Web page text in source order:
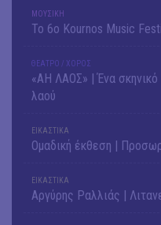
ΜΟΥΣΙΚΗ
Το 6ο Kournos Music
ΘΕΑΤΡΟ / ΧΟΡΟΣ
«ΑΗ ΛΑΟΣ» | Ένα σκηνικό
λαού
ΕΙΚΑΣΤΙΚΑ
Ομαδική έκθεση |
ΕΙΚΑΣΤΙΚΑ
Αργύρης Ραλλιάς |